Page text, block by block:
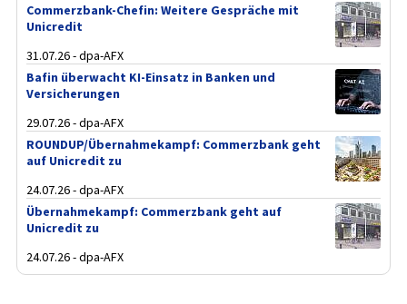
Commerzbank-Chefin: Weitere Gespräche mit
Unicredit
31.07.26 - dpa-AFX
Bafin überwacht KI-Einsatz in Banken und
Versicherungen
29.07.26 - dpa-AFX
ROUNDUP/Übernahmekampf: Commerzbank geht
auf Unicredit zu
24.07.26 - dpa-AFX
Übernahmekampf: Commerzbank geht auf
Unicredit zu
24.07.26 - dpa-AFX